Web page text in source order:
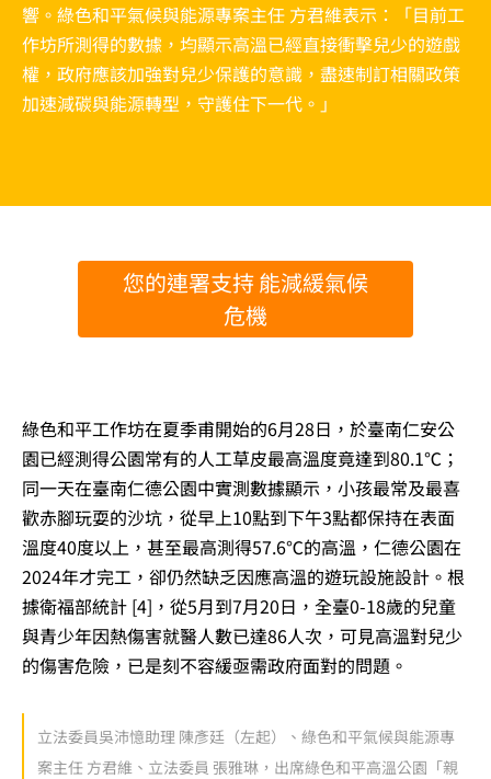
響。綠色和平氣候與能源專案主任 方君維表示：「目前工
作坊所測得的數據，均顯示高溫已經直接衝擊兒少的遊戲
權，政府應該加強對兒少保護的意識，盡速制訂相關政策
加速減碳與能源轉型，守護住下一代。」
您的連署支持 能減緩氣候
危機
綠色和平工作坊在夏季甫開始的6月28日，於臺南仁安公
園已經測得公園常有的人工草皮最高溫度竟達到80.1℃；
同一天在臺南仁德公園中實測數據顯示，小孩最常及最喜
歡赤腳玩耍的沙坑，從早上10點到下午3點都保持在表面
溫度40度以上，甚至最高測得57.6℃的高溫，仁德公園在
2024年才完工，卻仍然缺乏因應高溫的遊玩設施設計。根
據衛福部統計 [4]，從5月到7月20日，全臺0-18歲的兒童
與青少年因熱傷害就醫人數已達86人次，可見高溫對兒少
的傷害危險，已是刻不容緩亟需政府面對的問題。
立法委員吳沛憶助理 陳彥廷（左起）、綠色和平氣候與能源專
案主任 方君維、立法委員 張雅琳，出席綠色和平高溫公園「親